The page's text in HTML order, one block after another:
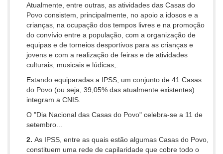
Atualmente, entre outras, as atividades das Casas do
Povo consistem, principalmente, no apoio a idosos e a
crianças, na ocupação dos tempos livres e na promoção
do convívio entre a população, com a organização de
equipas e de torneios desportivos para as crianças e
jovens e com a realização de feiras e de atividades
culturais, musicais e lúdicas,.
Estando equiparadas a IPSS, um conjunto de 41 Casas
do Povo (ou seja, 39,05% das atualmente existentes)
integram a CNIS.
O "Dia Nacional das Casas do Povo" celebra-se a 11 de
setembro...
2. As IPSS, entre as quais estão algumas Casas do Povo,
constituem uma rede de capilaridade que cobre todo o